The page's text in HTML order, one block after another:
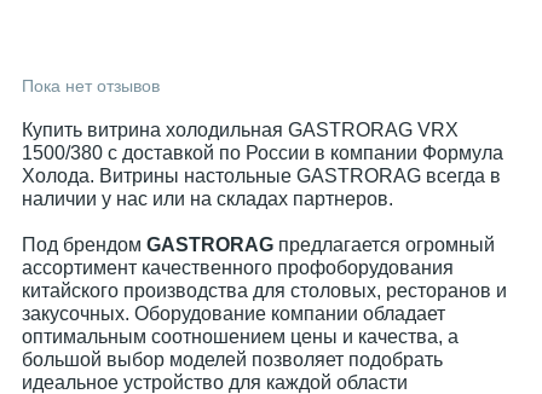
Пока нет отзывов
Купить витрина холодильная GASTRORAG VRX
1500/380 с доставкой по России в компании Формула
Холода. Витрины настольные GASTRORAG всегда в
наличии у нас или на складах партнеров.
Под брендом GASTRORAG предлагается огромный
ассортимент качественного профоборудования
китайского производства для столовых, ресторанов и
закусочных. Оборудование компании обладает
оптимальным соотношением цены и качества, а
большой выбор моделей позволяет подобрать
идеальное устройство для каждой области